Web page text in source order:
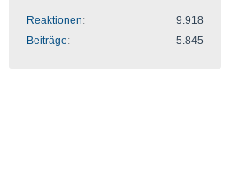
Reaktionen
9.918
Beiträge
5.845